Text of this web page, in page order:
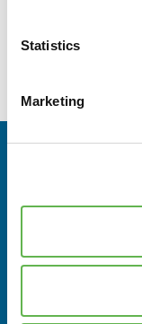
Statistics
Marketing
Venezia Giulia,
iniziale (32 ore) e
annuale. Per la
Si da evidenza
formativo della
comprovata
competenza. La
elevato livello